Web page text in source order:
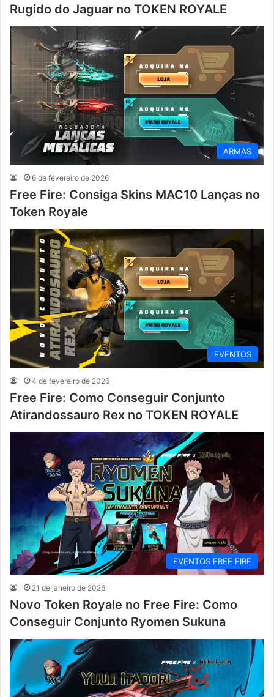
Rugido do Jaguar no TOKEN ROYALE
ARMAS
6 de fevereiro de 2026
Free Fire: Consiga Skins MAC10 Lanças no
Token Royale
EVENTOS
4 de fevereiro de 2026
Free Fire: Como Conseguir Conjunto
Atirandossauro Rex no TOKEN ROYALE
EVENTOS FREE FIRE
21 de janeiro de 2026
Novo Token Royale no Free Fire: Como
Conseguir Conjunto Ryomen Sukuna